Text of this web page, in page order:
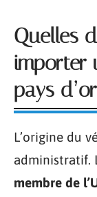
Quelles
importer
pays
L’origine du
administratif.
membre de